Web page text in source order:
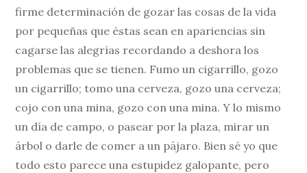
firme determinación de gozar las cosas de la vida
por pequeñas que éstas sean en apariencias sin
cagarse las alegrías recordando a deshora los
problemas que se tienen. Fumo un cigarrillo, gozo
un cigarrillo; tomo una cerveza, gozo una cerveza;
cojo con una mina, gozo con una mina. Y lo mismo
un día de campo, o pasear por la plaza, mirar un
árbol o darle de comer a un pájaro. Bien sé yo que
todo esto parece una estupidez galopante, pero